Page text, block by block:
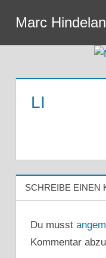
Inhalt
springen
Marc
LI
SCHREIBE EINEN
Du musst
Kommentar